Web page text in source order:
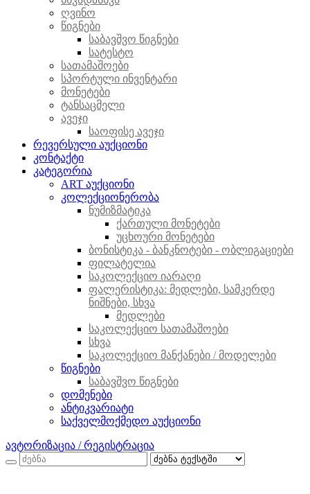
ღვინო
წიგნები
საბავშვო წიგნები
სატესტო
სათამაშოები
სპორტული ინვენტარი
მონეტები
ტანსაცმელი
ავეჯი
საოფისე ავეჯი
რევერსული აუქციონი
კონტაქტი
კატეგორია
ART აუქციონი
კოლექციონერობა
ნუმიზმატიკა
ქართული მონეტები
უცხოური მონეტები
ბონისტიკა - ბანკნოტები - ობლიგაციები
ფილატელია
საკოლექციო იარაღი
ფალერისტიკა: მედლები, სამკერდე
ნიშნები, სხვა
მედლები
საკოლექციო სათამაშოები
სხვა
საკოლექციო მანქანები / მოდელები
წიგნები
საბავშვო წიგნები
დომენები
ანტიკვარიატი
საქველმოქმედო აუქციონი
ავტორიზაცია / რეგისტრაცია